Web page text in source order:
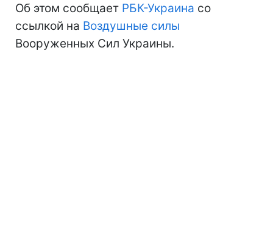
Об этом сообщает РБК-Украина со
ссылкой на Воздушные силы
Вооруженных Сил Украины.